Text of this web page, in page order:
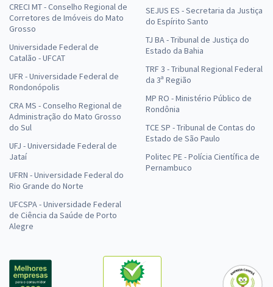
CRECI MT - Conselho Regional de
Corretores de Imóveis do Mato
Grosso
Universidade Federal de
Catalão - UFCAT
UFR - Universidade Federal de
Rondonópolis
CRA MS - Conselho Regional de
Administração do Mato Grosso
do Sul
UFJ - Universidade Federal de
Jataí
UFRN - Universidade Federal do
Rio Grande do Norte
UFCSPA - Universidade Federal
de Ciência da Saúde de Porto
Alegre
SEJUS ES - Secretaria da Justiça
do Espírito Santo
TJ BA - Tribunal de Justiça do
Estado da Bahia
TRF 3 - Tribunal Regional Federal
da 3ª Região
MP RO - Ministério Público de
Rondônia
TCE SP - Tribunal de Contas do
Estado de São Paulo
Politec PE - Polícia Científica de
Pernambuco